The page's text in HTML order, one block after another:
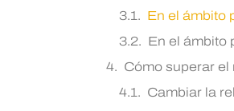
En el ámbito
En el ámbito
Cómo superar el
Cambiar la